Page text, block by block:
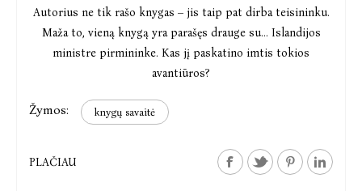
Autorius ne tik rašo knygas – jis taip pat dirba teisininku.
Maža to, vieną knygą yra parašęs drauge su... Islandijos
ministre pirmininke. Kas jį paskatino imtis tokios
avantiūros?
Žymos: knygų savaitė
PLAČIAU